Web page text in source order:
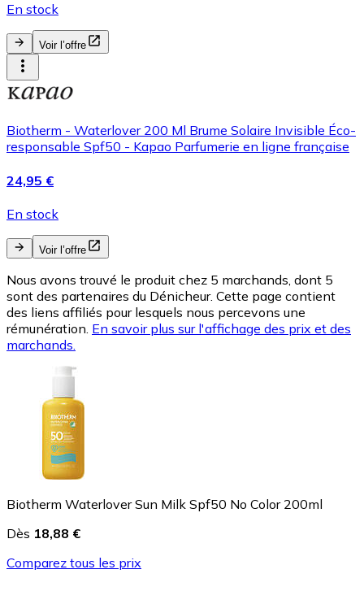
En stock
Voir l’offre
Biotherm - Waterlover 200 Ml Brume Solaire Invisible Éco-
responsable Spf50 - Kapao Parfumerie en ligne française
24,95 €
En stock
Voir l’offre
Nous avons trouvé le produit chez 5 marchands, dont 5
sont des partenaires du Dénicheur. Cette page contient
des liens affiliés pour lesquels nous percevons une
rémunération. En savoir plus sur l'affichage des prix et des
marchands.
Biotherm Waterlover Sun Milk Spf50 No Color 200ml
Dès 18,88 €
Comparez tous les prix